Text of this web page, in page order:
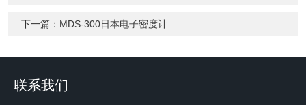
下一篇： MDS-300日本电子密度计
联系我们